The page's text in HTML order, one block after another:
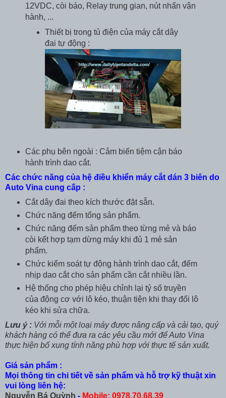
12VDC, còi báo, Relay trung gian, nút nhấn vận
hành, ...
Thiết bị trong tủ điện của máy cắt dây
đai tự động :
Các phụ bên ngoài : Cảm biến tiệm cận báo
hành trình dao cắt.
Các chức năng của hệ điều khiển máy cắt dán 3 biên do
Auto Vina cung cấp :
Cắt dây đai theo kích thước đặt sẵn.
Chức năng đếm tổng sản phẩm.
Chức năng đếm sản phẩm theo từng mẻ và báo
còi kết hợp tạm dừng máy khi đủ 1 mẻ sản
phẩm.
Chức kiểm soát tự động hành trình dao cắt, đếm
nhịp dao cắt cho sản phẩm cần cắt nhiều lần.
Hệ thống cho phép hiệu chỉnh lại tỷ số truyền
của động cơ với lô kéo, thuận tiện khi thay đổi lô
kéo khi sửa chữa.
Lưu ý : Với mỗi một loại máy được nâng cấp và cải tạo, quý
khách hàng có thể đưa ra các yêu cầu mới để Auto Vina
thực hiện bổ xung tính năng phù hợp với thực tế sản xuất.
Giá sản phẩm :
Mọi thông tin chi tiết về sản phẩm và hỗ trợ kỹ thuật xin
vui lòng liên hệ:
Nguyễn Bá Quỳnh - Mobile: 0978.70.68.39